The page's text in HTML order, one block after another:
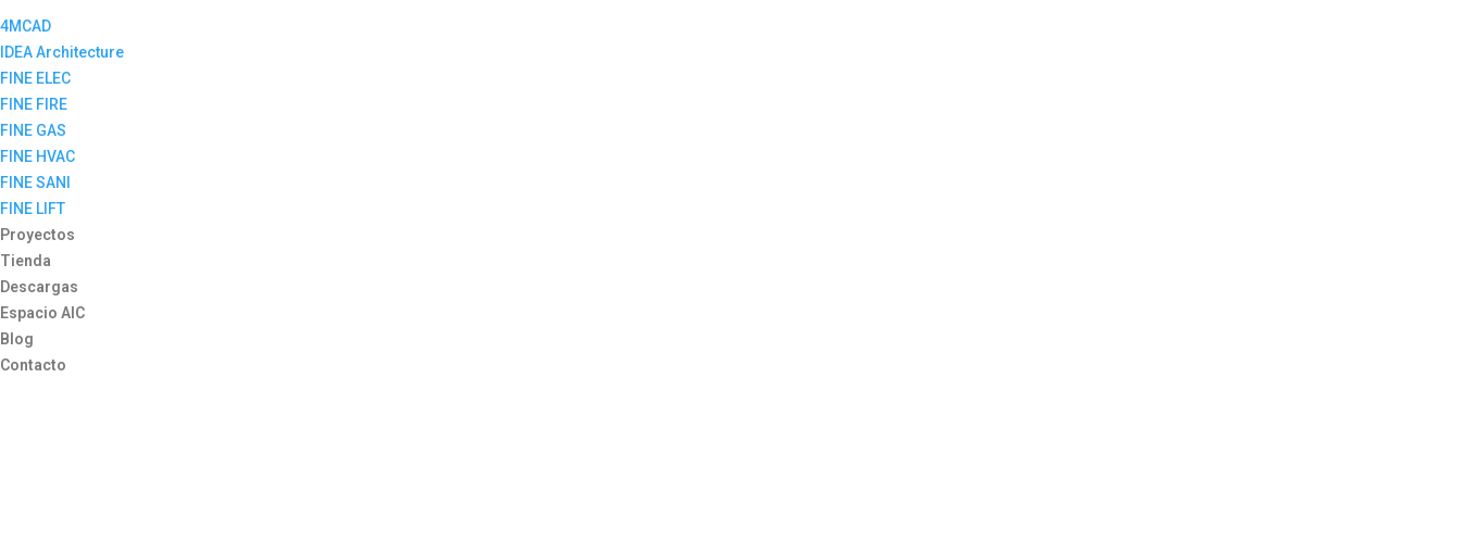
4MCAD
IDEA Architecture
FINE ELEC
FINE FIRE
FINE GAS
FINE HVAC
FINE SANI
FINE LIFT
Proyectos
Tienda
Descargas
Espacio AIC
Blog
Contacto